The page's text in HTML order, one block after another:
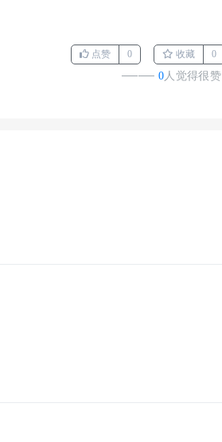
点赞 0 收藏 0
──── 0人觉得很赞